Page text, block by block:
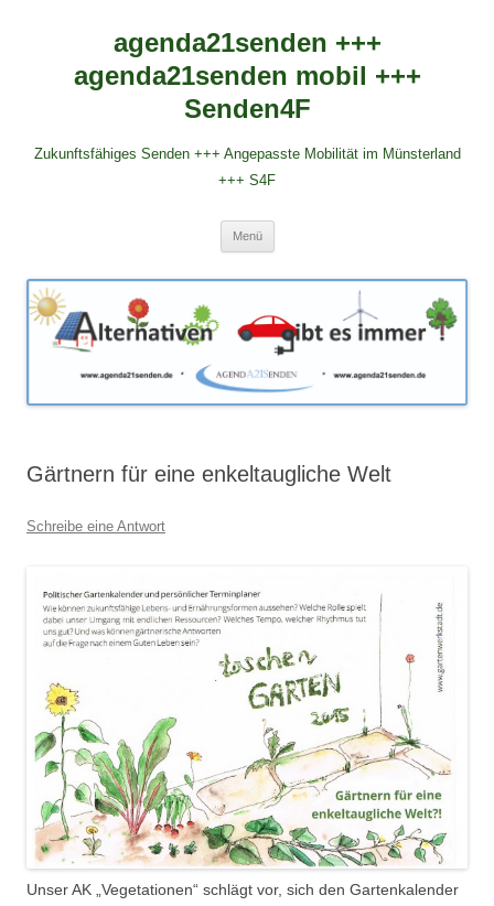
agenda21senden +++
agenda21senden mobil +++
Senden4F
Zukunftsfähiges Senden +++ Angepasste Mobilität im Münsterland
+++ S4F
Menü
Gärtnern für eine enkeltaugliche Welt
Schreibe eine Antwort
Unser AK „Vegetationen“ schlägt vor, sich den Gartenkalender